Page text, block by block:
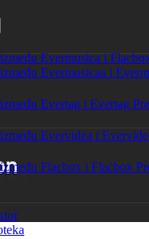
Evermusica i
Evermusicaa i
Evertag i Evertag
Evervidea i
Flacbox i Flacbox